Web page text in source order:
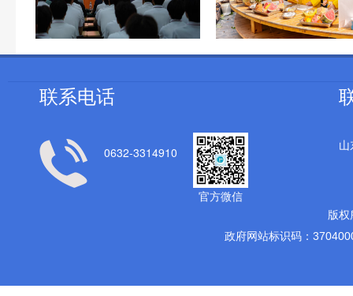
产教融合结硕果 校企携手育匠心
2026年全市学前教育重
联系电话
0632-3314910
官方微信
版
政府网站标识码：